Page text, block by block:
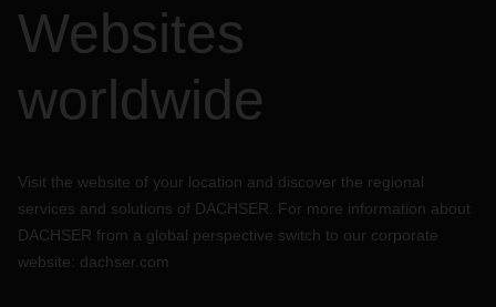
Websites
worldwide
Visit the website of your location and discover the regional
services and solutions of DACHSER. For more information about
DACHSER from a global perspective switch to our corporate
website: dachser.com